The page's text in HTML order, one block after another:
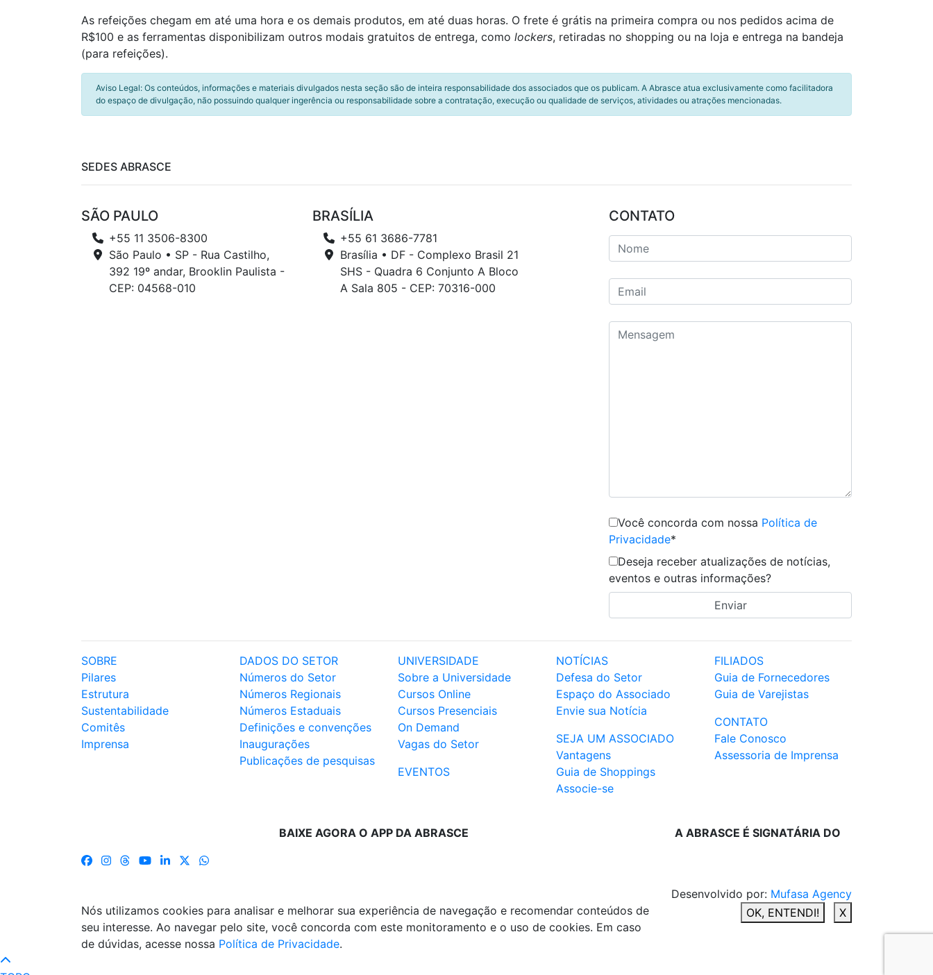
As refeições chegam em até uma hora e os demais produtos, em até duas horas. O frete é grátis na primeira compra ou nos pedidos acima de
R$100 e as ferramentas disponibilizam outros modais gratuitos de entrega, como lockers, retiradas no shopping ou na loja e entrega na bandeja
(para refeições).
Aviso Legal: Os conteúdos, informações e materiais divulgados nesta seção são de inteira responsabilidade dos associados que os publicam. A Abrasce atua exclusivamente como facilitadora
do espaço de divulgação, não possuindo qualquer ingerência ou responsabilidade sobre a contratação, execução ou qualidade de serviços, atividades ou atrações mencionadas.
SEDES ABRASCE
SÃO PAULO
+55 11 3506-8300
São Paulo • SP - Rua Castilho,
392 19º andar, Brooklin Paulista -
CEP: 04568-010
BRASÍLIA
+55 61 3686-7781
Brasília • DF - Complexo Brasil 21
SHS - Quadra 6 Conjunto A Bloco
A Sala 805 - CEP: 70316-000
CONTATO
Você concorda com nossa Política de
Privacidade*
Deseja receber atualizações de notícias,
eventos e outras informações?
SOBRE
Pilares
Estrutura
Sustentabilidade
Comitês
Imprensa
DADOS DO SETOR
Números do Setor
Números Regionais
Números Estaduais
Definições e convenções
Inaugurações
Publicações de pesquisas
UNIVERSIDADE
Sobre a Universidade
Cursos Online
Cursos Presenciais
On Demand
Vagas do Setor
EVENTOS
NOTÍCIAS
Defesa do Setor
Espaço do Associado
Envie sua Notícia
SEJA UM ASSOCIADO
Vantagens
Guia de Shoppings
Associe-se
FILIADOS
Guia de Fornecedores
Guia de Varejistas
CONTATO
Fale Conosco
Assessoria de Imprensa
BAIXE AGORA O APP DA ABRASCE A ABRASCE É SIGNATÁRIA DO
Desenvolvido por: Mufasa Agency
Nós utilizamos cookies para analisar e melhorar sua experiência de navegação e recomendar conteúdos de
seu interesse. Ao navegar pelo site, você concorda com este monitoramento e o uso de cookies. Em caso
de dúvidas, acesse nossa Política de Privacidade.
OK, ENTENDI! X